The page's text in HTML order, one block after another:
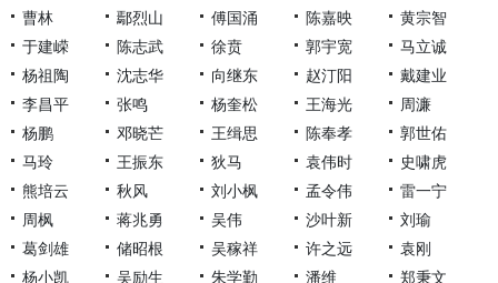
曹林
鄢烈山 傅国涌 陈嘉映
黄宗智
于建嵘
陈志武 徐贲 郭宇宽
马立诚
杨祖陶
沈志华 向继东 赵汀阳
戴建业
李昌平
张鸣 杨奎松 王海光
周濂
杨鹏
邓晓芒 王缉思 陈奉孝
郭世佑
马玲
王振东 狄马 袁伟时
史啸虎
熊培云
秋风 刘小枫 孟令伟
雷一宁
周枫
蒋兆勇 吴伟 沙叶新
刘瑜
葛剑雄
储昭根 吴稼祥 许之远
袁刚
杨小凯
吴励生 朱学勤 潘维 郑秉文